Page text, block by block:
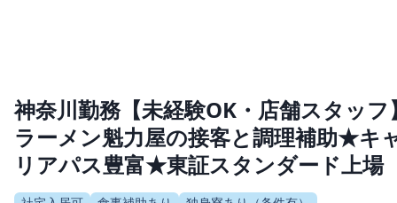
神奈川勤務【未経験OK・店舗スタッフ
ラーメン魁力屋の接客と調理補助★キ
リアパス豊富★東証スタンダード上場